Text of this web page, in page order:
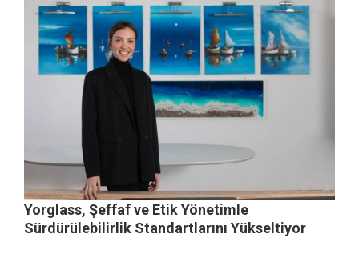
Yorglass, Şeffaf ve Etik Yönetimle
Sürdürülebilirlik Standartlarını Yükseltiyor